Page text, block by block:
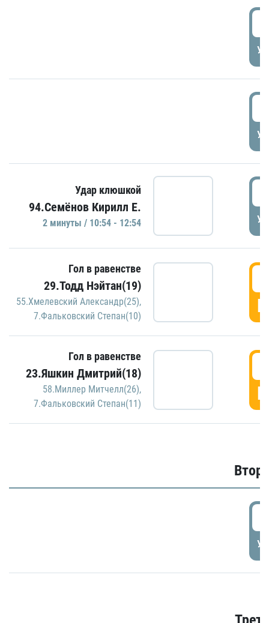
Удар клюшкой
94.Семёнов Кирилл Е.
2 минуты / 10:54 - 12:54
Гол в равенстве
29.Тодд Нэйтан(19)
55.Хмелевский Александр(25),
7.Фальковский Степан(10)
Гол в равенстве
23.Яшкин Дмитрий(18)
58.Миллер Митчелл(26),
7.Фальковский Степан(11)